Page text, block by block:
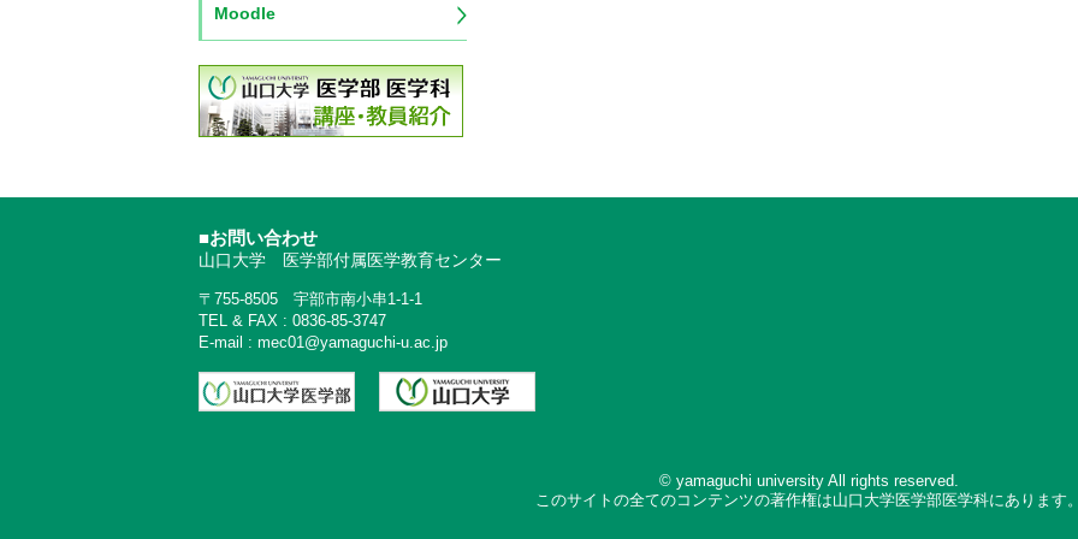
Moodle
■お問い合わせ
山口大学 医学部付属医学教育センター
〒755-8505 宇部市南小串1-1-1
TEL & FAX : 0836-85-3747
E-mail : mec01@yamaguchi-u.ac.jp
© yamaguchi university All rights reserved.
このサイトの全てのコンテンツの著作権は山口大学医学部医学科にあります